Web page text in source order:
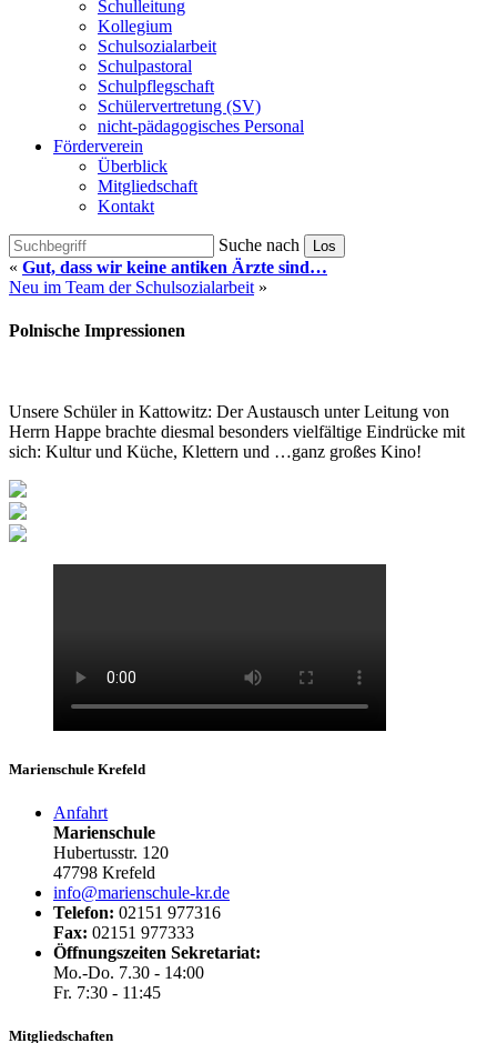
Schulleitung
Kollegium
Schulsozialarbeit
Schulpastoral
Schulpflegschaft
Schülervertretung (SV)
nicht-pädagogisches Personal
Förderverein
Überblick
Mitgliedschaft
Kontakt
Suche nach Los
« Gut, dass wir keine antiken Ärzte sind…
Neu im Team der Schulsozialarbeit »
Polnische Impressionen
Unsere Schüler in Kattowitz: Der Austausch unter Leitung von
Herrn Happe brachte diesmal besonders vielfältige Eindrücke mit
sich: Kultur und Küche, Klettern und …ganz großes Kino!
Marienschule Krefeld
Anfahrt
Marienschule
Hubertusstr. 120
47798 Krefeld
info@marienschule-kr.de
Telefon: 02151 977316
Fax: 02151 977333
Öffnungszeiten Sekretariat:
Mo.-Do. 7.30 - 14:00
Fr. 7:30 - 11:45
Mitgliedschaften